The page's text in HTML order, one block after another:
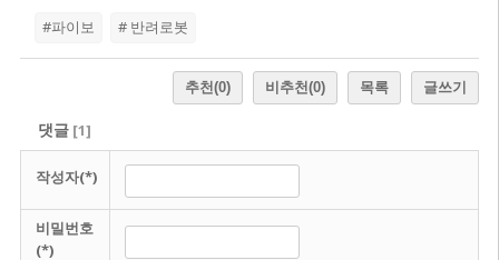
#파이보 # 반려로봇
추천(0) 비추천(0) 목록 글쓰기
댓글[1]
작성자(*)
비밀번호
(*)